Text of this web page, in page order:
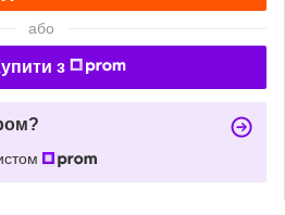
або
з